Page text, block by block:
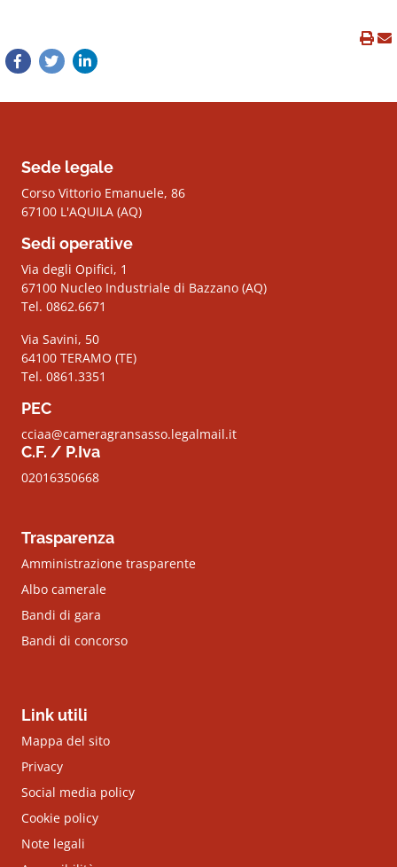
Sede legale
Corso Vittorio Emanuele, 86
67100 L'AQUILA (AQ)
Sedi operative
Via degli Opifici, 1
67100 Nucleo Industriale di Bazzano (AQ)
Tel. 0862.6671
Via Savini, 50
64100 TERAMO (TE)
Tel. 0861.3351
PEC
cciaa@cameragransasso.legalmail.it
C.F. / P.Iva
02016350668
Trasparenza
Amministrazione trasparente
Albo camerale
Bandi di gara
Bandi di concorso
Link utili
Mappa del sito
Privacy
Social media policy
Cookie policy
Note legali